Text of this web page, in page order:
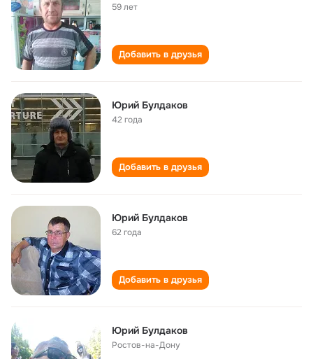
59 лет
Добавить в друзья
Юрий Булдаков
42 года
Добавить в друзья
Юрий Булдаков
62 года
Добавить в друзья
Юрий Булдаков
Ростов-на-Дону